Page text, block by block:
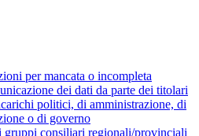
per mancata o incompleta
dei dati da parte dei titolari
politici, di amministrazione, di
o di governo
gruppi consiliari regionali/provinciali